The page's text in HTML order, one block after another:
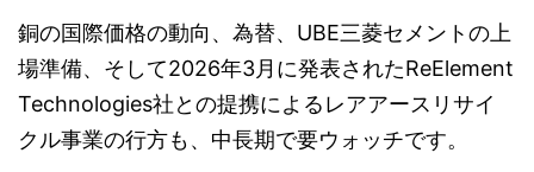
銅の国際価格の動向、為替、UBE三菱セメントの上
場準備、そして2026年3月に発表されたReElement
Technologies社との提携によるレアアースリサイ
クル事業の行方も、中長期で要ウォッチです。